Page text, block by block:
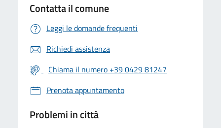
Contatta il comune
Leggi le domande frequenti
Richiedi assistenza
Chiama il numero +39 0429 81247
Prenota appuntamento
Problemi in città